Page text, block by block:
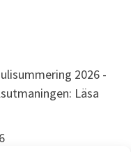
2026 -
Läsa